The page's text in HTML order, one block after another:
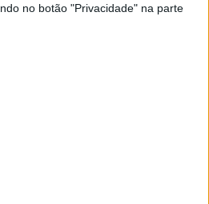
no botão "Privacidade" na parte
nesta conferência podem